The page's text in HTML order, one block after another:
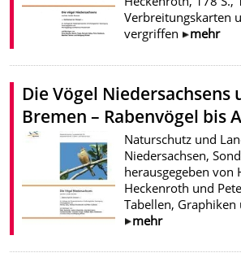
Verbreitungskarten
vergriffen
mehr
Die Vögel Niedersachsens
Bremen – Rabenvögel bis
Naturschutz und
Niedersachsen,
herausgegeben von
Heckenroth und
Tabellen,
mehr